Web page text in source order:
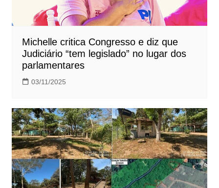
Michelle critica Congresso e diz que
Judiciário “tem legislado” no lugar dos
parlamentares
03/11/2025